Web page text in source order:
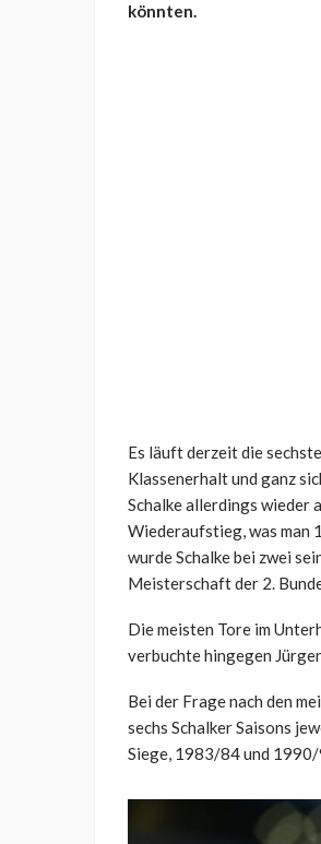
könnten.
Es läuft derzeit die
Klassenerhalt und ganz
Schalke allerdings wieder
Wiederaufstieg, was man
wurde Schalke bei zwei
Meisterschaft der 2.
Die meisten Tore im
verbuchte hingegen
Bei der Frage nach den
sechs Schalker Saisons
Siege, 1983/84 und